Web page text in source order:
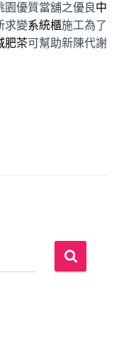
園優質當舖之優良中
求變系統櫃施工為了
肥茶可幫助新陳代謝